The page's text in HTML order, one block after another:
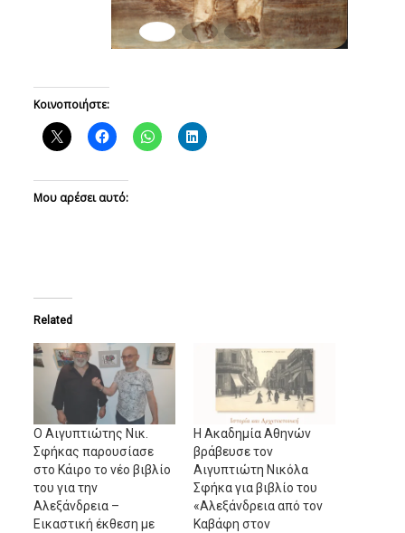
Κοινοποιήστε:
Μου αρέσει αυτό:
Related
Ο Αιγυπτιώτης Νικ.
Σφήκας παρουσίασε
στο Κάιρο το νέο βιβλίο
του για την
Αλεξάνδρεια –
Εικαστική έκθεση με
Η Ακαδημία Αθηνών
βράβευσε τον
Αιγυπτιώτη Νικόλα
Σφήκα για βιβλίο του
«Αλεξάνδρεια από τον
Καβάφη στον